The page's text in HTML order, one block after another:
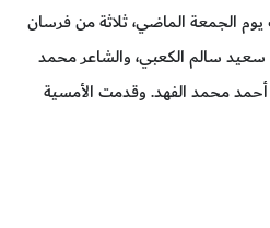
يوم الجمعة الماضي، ثلاثة من فرسان
سعيد سالم الكعبي، والشاعر محمد
محمد الفهد. وقدمت الأمسية